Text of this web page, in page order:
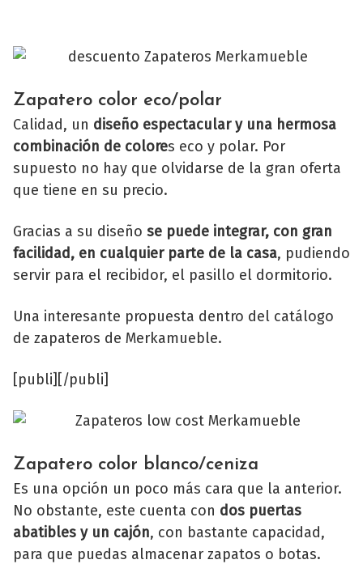
Zapatero color eco/polar
Calidad, un diseño espectacular y una hermosa
combinación de colores eco y polar. Por
supuesto no hay que olvidarse de la gran oferta
que tiene en su precio.
Gracias a su diseño se puede integrar, con gran
facilidad, en cualquier parte de la casa, pudiendo
servir para el recibidor, el pasillo el dormitorio.
Una interesante propuesta dentro del catálogo
de zapateros de Merkamueble.
[publi][/publi]
Zapatero color blanco/ceniza
Es una opción un poco más cara que la anterior.
No obstante, este cuenta con dos puertas
abatibles y un cajón, con bastante capacidad,
para que puedas almacenar zapatos o botas.